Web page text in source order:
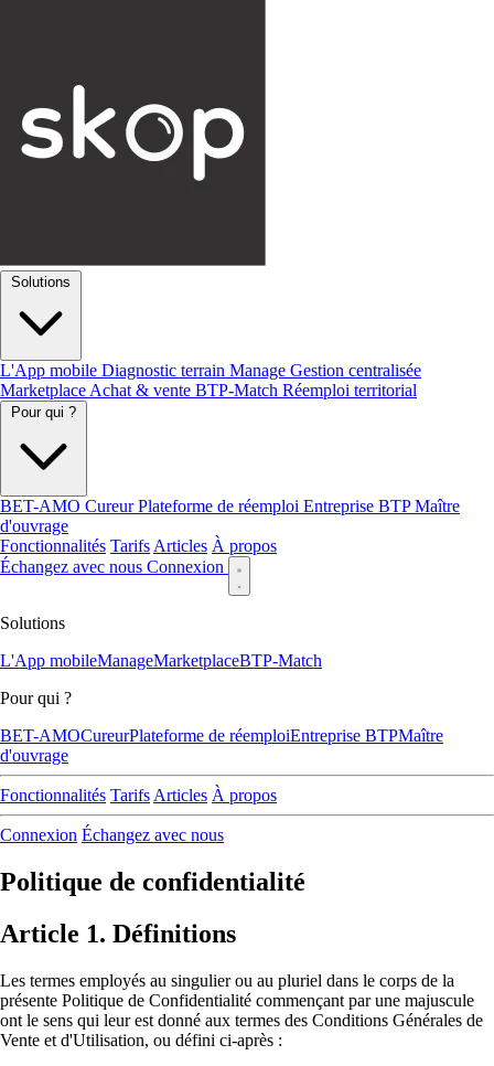
L'App mobile Diagnostic terrain Manage Gestion centralisée
Marketplace Achat & vente BTP-Match Réemploi territorial
BET-AMO CureurPlateforme de réemploi Entreprise BTPMaître
d'ouvrage
Fonctionnalités Tarifs Articles À propos
Échangez avec nous Connexion
Solutions
L'App mobileManageMarketplaceBTP-Match
Pour qui ?
BET-AMOCureurPlateforme de réemploiEntreprise BTPMaître
d'ouvrage
Fonctionnalités Tarifs Articles À propos
Connexion Échangez avec nous
Politique de confidentialité
Article 1. Définitions
Les termes employés au singulier ou au pluriel dans le corps de la
présente Politique de Confidentialité commençant par une majuscule
ont le sens qui leur est donné aux termes des Conditions Générales de
Vente et d'Utilisation, ou défini ci-après :